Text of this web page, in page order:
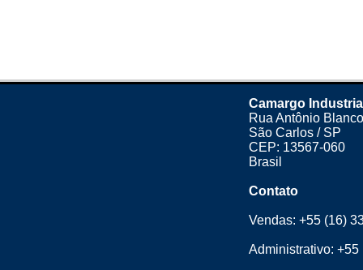
Camargo
Rua Antônio
São Carlos / SP
CEP: 13567-060
Brasil
Contato
Vendas:+55 (16)
Administrativo:+55